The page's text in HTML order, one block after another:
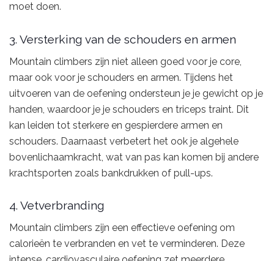
moet doen.
3. Versterking van de schouders en armen
Mountain climbers zijn niet alleen goed voor je core,
maar ook voor je schouders en armen. Tijdens het
uitvoeren van de oefening ondersteun je je gewicht op je
handen, waardoor je je schouders en triceps traint. Dit
kan leiden tot sterkere en gespierdere armen en
schouders. Daarnaast verbetert het ook je algehele
bovenlichaamkracht, wat van pas kan komen bij andere
krachtsporten zoals bankdrukken of pull-ups.
4. Vetverbranding
Mountain climbers zijn een effectieve oefening om
calorieën te verbranden en vet te verminderen. Deze